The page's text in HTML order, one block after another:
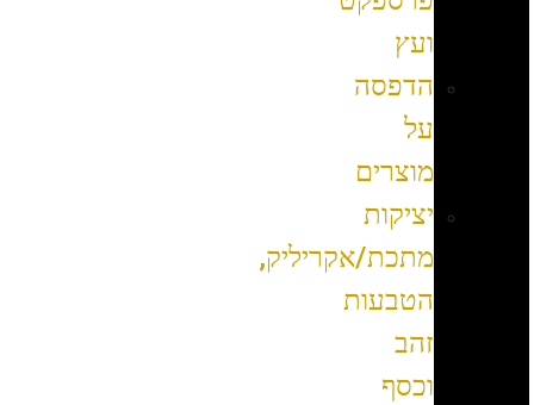
ועץ
הדפסה
על
מוצרים
יציקות
מתכת/אקריליק,
הטבעות
זהב
וכסף